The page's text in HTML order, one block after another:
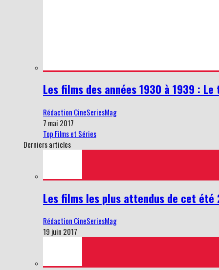
Les films des années 1930 à 1939 : Le
Rédaction CineSeriesMag
7 mai 2017
Top Films et Séries
Derniers articles
Les films les plus attendus de cet été
Rédaction CineSeriesMag
19 juin 2017